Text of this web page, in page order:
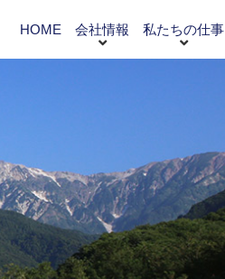
HOME
会社情報 私たちの仕事